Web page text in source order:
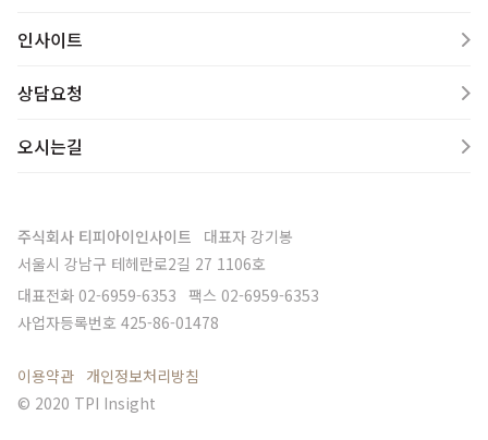
인사이트
상담요청
오시는길
주식회사 티피아이인사이트 대표자 강기봉
서울시 강남구 테헤란로2길 27 1106호
대표전화 02-6959-6353 팩스 02-6959-6353
사업자등록번호 425-86-01478
이용약관 개인정보처리방침
© 2020 TPI Insight